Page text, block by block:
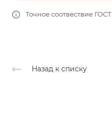
Точное соотвествие ГОСТ.
Назад к списку